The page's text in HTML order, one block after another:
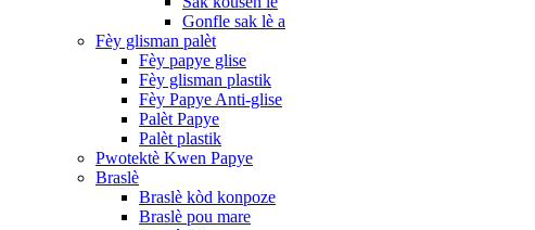
Gonfle sak lè a
Fèy glisman palèt
Fèy papye glise
Fèy glisman plastik
Fèy Papye Anti-glise
Palèt Papye
Palèt plastik
Pwotektè Kwen Papye
Braslè
Braslè kòd konpoze
Braslè pou mare